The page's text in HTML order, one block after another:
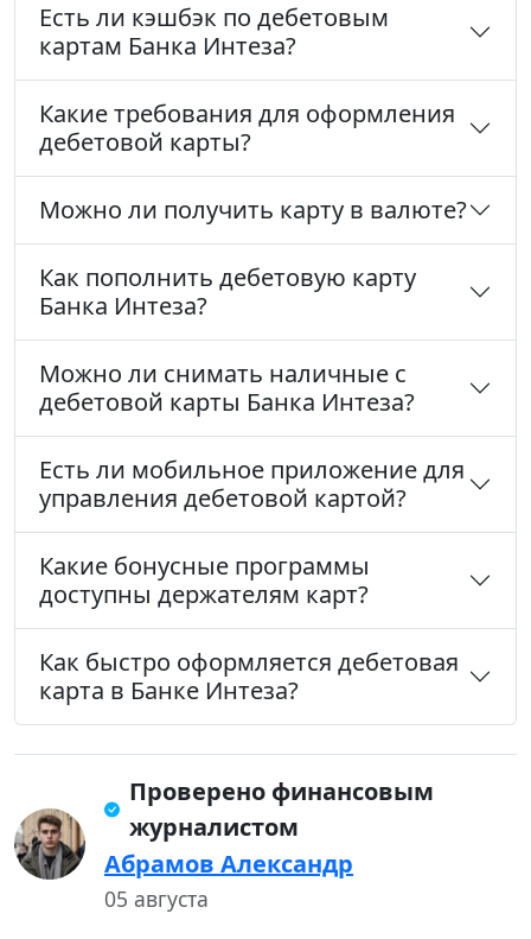
Есть ли кэшбэк по дебетовым
картам Банка Интеза?
Какие требования для оформления
дебетовой карты?
Можно ли получить карту в валюте?
Как пополнить дебетовую карту
Банка Интеза?
Можно ли снимать наличные с
дебетовой карты Банка Интеза?
Есть ли мобильное приложение для
управления дебетовой картой?
Какие бонусные программы
доступны держателям карт?
Как быстро оформляется дебетовая
карта в Банке Интеза?
Проверено финансовым
журналистом
Абрамов Александр
05 августа